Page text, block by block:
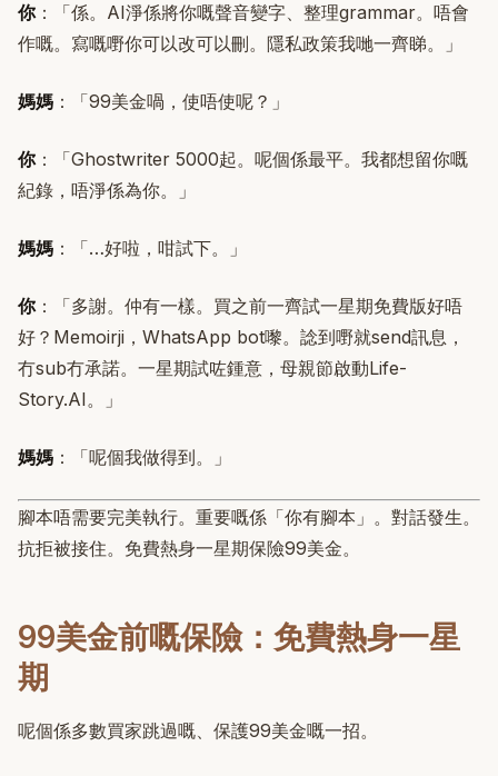
你：「係。AI淨係將你嘅聲音變字、整理grammar。唔會
作嘅。寫嘅嘢你可以改可以刪。隱私政策我哋一齊睇。」
媽媽 ：「99美金喎，使唔使呢？」
你：「Ghostwriter 5000起。呢個係最平。我都想留你嘅
紀錄，唔淨係為你。」
媽媽 ：「…好啦，咁試下。」
你：「多謝。仲有一樣。買之前一齊試一星期免費版好唔
好？Memoirji，WhatsApp bot嚟。諗到嘢就send訊息，
冇sub冇承諾。一星期試咗鍾意，母親節啟動Life-
Story.AI。」
媽媽 ：「呢個我做得到。」
腳本唔需要完美執行。重要嘅係「你有腳本」。對話發生。
抗拒被接住。免費熱身一星期保險99美金。
99美金前嘅保險：免費熱身一星
期
呢個係多數買家跳過嘅、保護99美金嘅一招。